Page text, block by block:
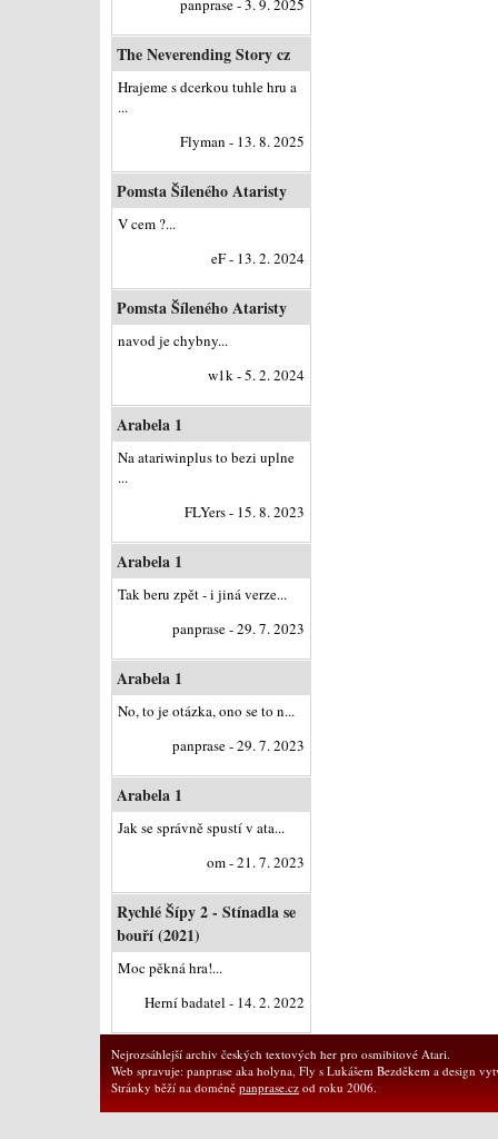
panprase - 3. 9. 2025
The Neverending Story cz
Hrajeme s dcerkou tuhle hru a
...
Flyman - 13. 8. 2025
Pomsta Šíleného Ataristy
V cem ?...
eF - 13. 2. 2024
Pomsta Šíleného Ataristy
navod je chybny...
w1k - 5. 2. 2024
Arabela 1
Na atariwinplus to bezi uplne
...
FLYers - 15. 8. 2023
Arabela 1
Tak beru zpět - i jiná verze...
panprase - 29. 7. 2023
Arabela 1
No, to je otázka, ono se to n...
panprase - 29. 7. 2023
Arabela 1
Jak se správně spustí v ata...
om - 21. 7. 2023
Rychlé Šípy 2 - Stínadla se
bouří (2021)
Moc pěkná hra!...
Herní badatel - 14. 2. 2022
Nejrozsáhlejší archiv českých textových her pro osmibitové Atari.
Web spravuje: panprase aka holyna, Fly s Lukášem Bezděkem a design
Stránky běží na doméně panprase.cz od roku 2006.